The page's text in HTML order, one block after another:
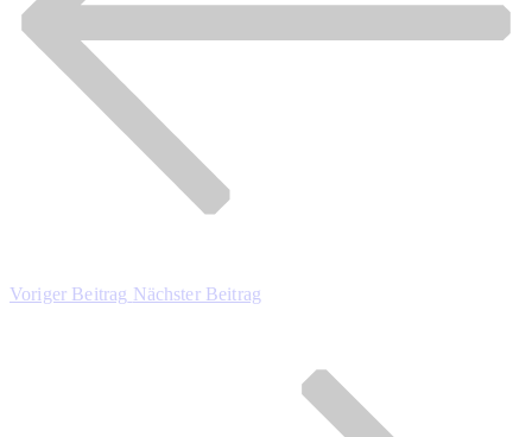
Voriger Beitrag Nächster Beitrag